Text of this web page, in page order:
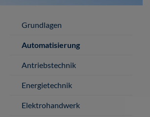
Grundlagen
Automatisierung
Antriebstechnik
Energietechnik
Elektrohandwerk